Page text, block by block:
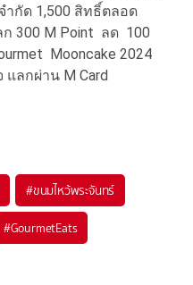
ำกัด 1,500 สิทธิ์ตลอด
ก 300 M Point ลด 100
Mooncake 2024
ลกผ่าน M Card
#ขนมไหว้พระจันทร์
#GourmetEats